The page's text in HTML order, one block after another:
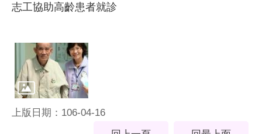
志工協助高齡患者就診
上版日期：106-04-16